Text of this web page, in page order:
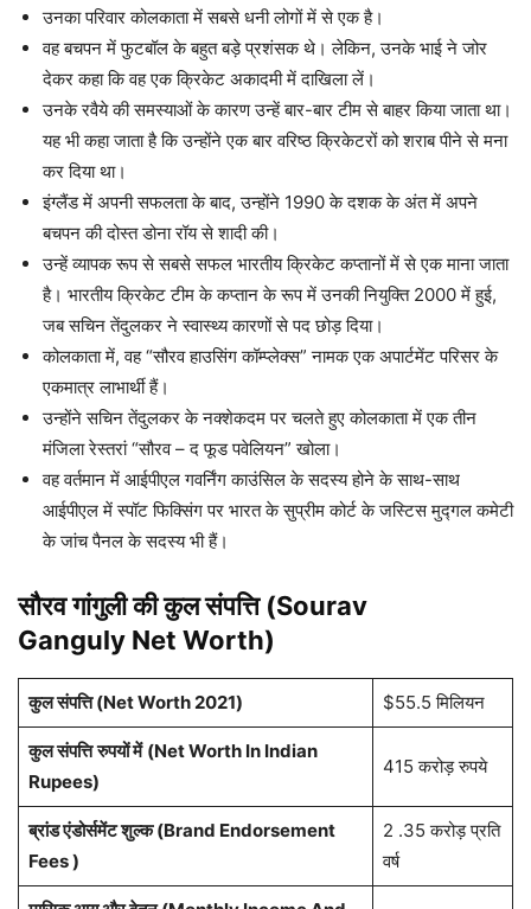
उनका परिवार कोलकाता में सबसे धनी लोगों में से एक है।
वह बचपन में फुटबॉल के बहुत बड़े प्रशंसक थे। लेकिन, उनके भाई ने जोर
देकर कहा कि वह एक क्रिकेट अकादमी में दाखिला लें।
उनके रवैये की समस्याओं के कारण उन्हें बार-बार टीम से बाहर किया जाता था।
यह भी कहा जाता है कि उन्होंने एक बार वरिष्ठ क्रिकेटरों को शराब पीने से मना
कर दिया था।
इंग्लैंड में अपनी सफलता के बाद, उन्होंने 1990 के दशक के अंत में अपने
बचपन की दोस्त डोना रॉय से शादी की।
उन्हें व्यापक रूप से सबसे सफल भारतीय क्रिकेट कप्तानों में से एक माना जाता
है। भारतीय क्रिकेट टीम के कप्तान के रूप में उनकी नियुक्ति 2000 में हुई,
जब सचिन तेंदुलकर ने स्वास्थ्य कारणों से पद छोड़ दिया।
कोलकाता में, वह “सौरव हाउसिंग कॉम्प्लेक्स” नामक एक अपार्टमेंट परिसर के
एकमात्र लाभार्थी हैं।
उन्होंने सचिन तेंदुलकर के नक्शेकदम पर चलते हुए कोलकाता में एक तीन
मंजिला रेस्तरां “सौरव – द फूड पवेलियन” खोला।
वह वर्तमान में आईपीएल गवर्निंग काउंसिल के सदस्य होने के साथ-साथ
आईपीएल में स्पॉट फिक्सिंग पर भारत के सुप्रीम कोर्ट के जस्टिस मुद्गल कमेटी
के जांच पैनल के सदस्य भी हैं।
सौरव गांगुलीकी कुल संपत्ति (Sourav
Ganguly Net Worth)
कुल संपत्ति (Net Worth 2021) $55.5 मिलियन
कुल संपत्ति रुपयों में (Net Worth In Indian
Rupees)
415 करोड़ रुपये
ब्रांड एंडोर्समेंट शुल्क (Brand Endorsement
Fees )
2 .35 करोड़ प्रति
वर्ष